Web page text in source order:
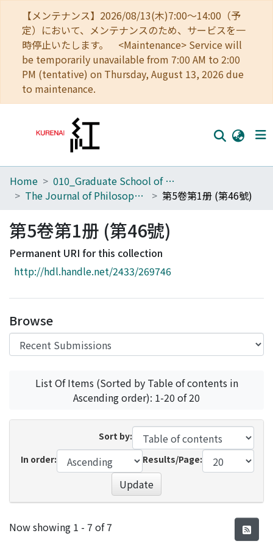
【メンテナンス】2026/08/13(木)7:00～14:00（予
定）において、メンテナンスのため、サービスを一
時停止いたします。 <Maintenance> Service will
be temporarily unavailable from 7:00 AM to 2:00
PM (tentative) on Thursday, August 13, 2026 due
to maintenance.
Home
Browse
Download Ranking
Access Statistics
Home
010_Graduate School of Letters
The Journal of Philosophical Studies
第5卷第1册 (第46號)
第5卷第1册 (第46號)
Permanent URI for this collection
http://hdl.handle.net/2433/269746
Browse
List Of Items (Sorted by Table of contents in
Ascending order): 1-20 of 20
Sort by:
In order:
Results/Page:
Update
Recent Submissions
Now showing 1 - 7 of 7